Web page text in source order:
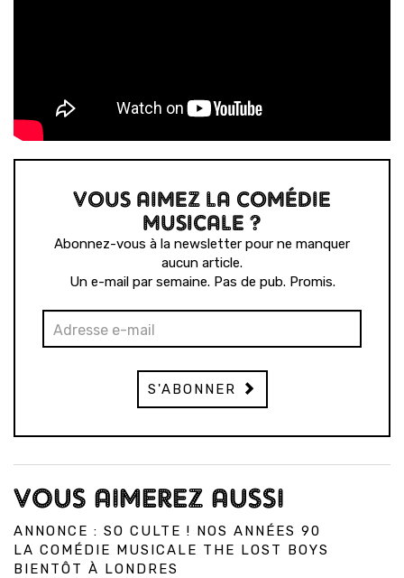
VOUS AIMEZ LA COMÉDIE
MUSICALE ?
Abonnez-vous à la newsletter pour ne manquer
aucun article.
Un e-mail par semaine. Pas de pub. Promis.
S'ABONNER
VOUS AIMEREZ AUSSI
ANNONCE : SO CULTE ! NOS ANNÉES 90
LA COMÉDIE MUSICALE THE LOST BOYS
BIENTÔT À LONDRES